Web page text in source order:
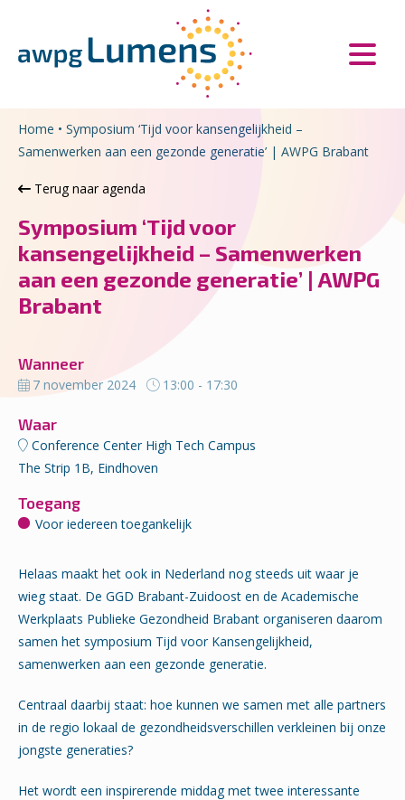
Home • Symposium ‘Tijd voor kansengelijkheid –
Samenwerken aan een gezonde generatie’ | AWPG Brabant
Terug naar agenda
Symposium ‘Tijd voor
kansengelijkheid – Samenwerken
aan een gezonde generatie’ | AWPG
Brabant
Wanneer
7 november 2024 13:00 - 17:30
Waar
Conference Center High Tech Campus
The Strip 1B, Eindhoven
Toegang
Voor iedereen toegankelijk
Helaas maakt het ook in Nederland nog steeds uit waar je
wieg staat. De GGD Brabant-Zuidoost en de Academische
Werkplaats Publieke Gezondheid Brabant organiseren daarom
samen het symposium Tijd voor Kansengelijkheid,
samenwerken aan een gezonde generatie.
Centraal daarbij staat: hoe kunnen we samen met alle partners
in de regio lokaal de gezondheidsverschillen verkleinen bij onze
jongste generaties?
Het wordt een inspirerende middag met twee interessante